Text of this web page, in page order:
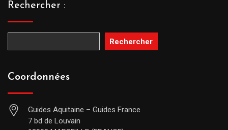
Rechercher :
Rechercher
Coordonnées
Guides Aquitaine – Guides France
7 bd de Louvain